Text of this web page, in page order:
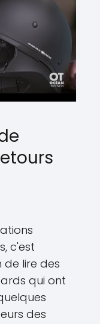
c'est
de lire des
qui ont
des